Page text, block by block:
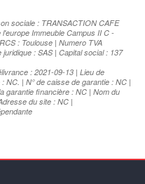
sociale : TRANSACTION CAFE
Immeuble Campus II C -
: Toulouse | Numero TVA
: SAS | Capital social : 137
: 2021-09-13 | Lieu de
NC. | N° de caisse de garantie : NC |
garantie financière : NC | Nom du
du site : NC |